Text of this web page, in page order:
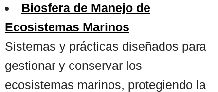
Biosfera de Manejo de
Ecosistemas Marinos
Sistemas y prácticas diseñados para
gestionar y conservar los
ecosistemas marinos, protegiendo la